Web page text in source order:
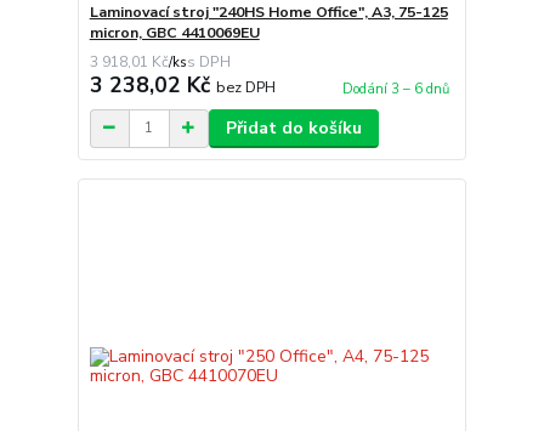
Laminovací stroj "240HS Home Office", A3, 75-125
micron, GBC 4410069EU
3 918,01 Kč/ks
3 238,02 Kč bez DPH Dodání 3 – 6 dnů
Přidat do košíku